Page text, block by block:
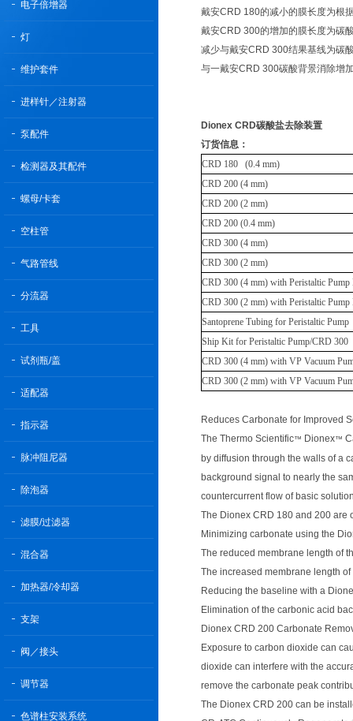
电子倍增器
灯
维护套件
进样针／注射器
泵配件
检测器及其配件
螺母/卡套
空柱管
气路管线
分流器
工具
试剂瓶/盖
适配器
指示器
脉冲阻尼器
除泡器
滤膜/过滤器
混合器
加热器/冷却器
支架
阀／接头
调节器
色谱柱安装系统
戴安CRD 180的减小的膜长度为根
戴安CRD 300的增加的膜长度为碳
减少与戴安CRD 300结果基线为碳
与一戴安CRD 300碳酸背景消除增
Dionex CRD碳酸盐去除装置
订货信息：
CRD 180 (0.4 mm)
CRD 200 (4 mm)
CRD 200 (2 mm)
CRD 200 (0.4 mm)
CRD 300 (4 mm)
CRD 300 (2 mm)
CRD 300 (4 mm) with Peristaltic
CRD 300 (2 mm) with Peristaltic
Santoprene Tubing for Peristaltic Pump
Ship Kit for Peristaltic Pump/CRD 300
CRD 300 (4 mm) with VP Vacuum
CRD 300 (2 mm) with VP Vacuum
Reduces Carbonate for Improved
The Thermo Scientific™ Dionex™
by diffusion through the walls of a
background signal to nearly the
countercurrent flow of basic
The Dionex CRD 180 and 200 are
Minimizing carbonate using the
The reduced membrane length of
The increased membrane length
Reducing the baseline with a
Elimination of the carbonic acid
Dionex CRD 200 Carbonate
Exposure to carbon dioxide can
dioxide can interfere with the
remove the carbonate peak
The Dionex CRD 200 can be